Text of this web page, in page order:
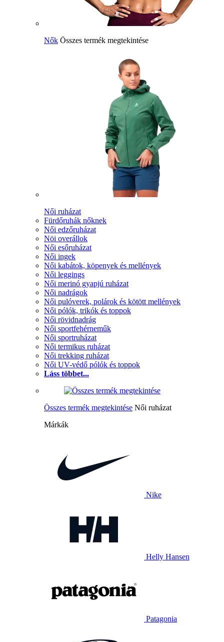
Nők Összes termék megtekintése
Női ruházat
Fürdőruhák nőknek
Női edzőruházat
Nöi overállok
Női esőruházat
Női ingek
Női kabátok, köpenyek és mellények
Női leggings
Női merinó gyapjú ruházat
Női nadrágok
Női pulóverek, polárok és kötött mellények
Női pólók, trikók és toppok
Női rövidnadrág
Női sportfehérneműk
Női sportruházat
Női termikus ruházat
Női trekking ruházat
Női UV-védő pólók és toppok
Láss többet...
Összes termék megtekintése Női ruházat
Márkák
Nike
Helly Hansen
Patagonia